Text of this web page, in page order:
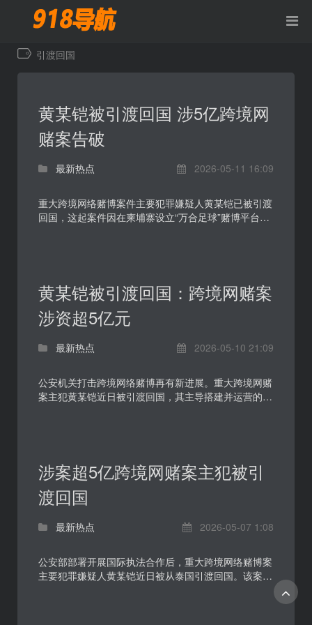
引渡回国
黄某铠被引渡回国 涉5亿跨境网
赌案告破
最新热点 2026-05-11 16:09
重大跨境网络赌博案件主要犯罪嫌疑人黄某铠已被引渡
回国，这起案件因在柬埔寨设立“万合足球”赌博平台、
黄某铠被引渡回国：跨境网赌案
涉资超5亿元
最新热点 2026-05-10 21:09
公安机关打击跨境网络赌博再有新进展。重大跨境网赌
案主犯黄某铠近日被引渡回国，其主导搭建并运营的网
涉案超5亿跨境网赌案主犯被引
渡回国
最新热点 2026-05-07 1:08
公安部部署开展国际执法合作后，重大跨境网络赌博案
主要犯罪嫌疑人黄某铠近日被从泰国引渡回国。该案涉